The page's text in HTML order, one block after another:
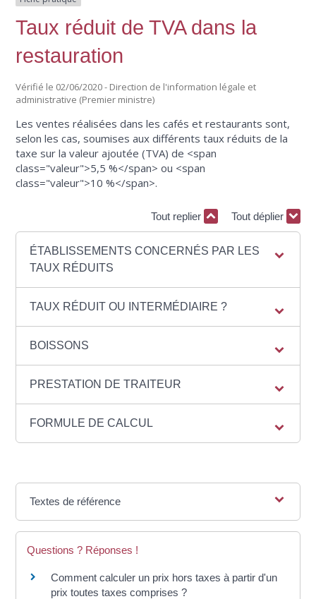
Taux réduit de TVA dans la
restauration
Vérifié le 02/06/2020 - Direction de l'information légale et
administrative (Premier ministre)
Les ventes réalisées dans les cafés et restaurants sont,
selon les cas, soumises aux différents taux réduits de la
taxe sur la valeur ajoutée (TVA) de <span
class="valeur">5,5 %</span> ou <span
class="valeur">10 %</span>.
Tout replier Tout déplier
ÉTABLISSEMENTS CONCERNÉS PAR LES
TAUX RÉDUITS
TAUX RÉDUIT OU INTERMÉDIAIRE ?
BOISSONS
PRESTATION DE TRAITEUR
FORMULE DE CALCUL
Textes de référence
Questions ? Réponses !
Comment calculer un prix hors taxes à partir d'un
prix toutes taxes comprises ?